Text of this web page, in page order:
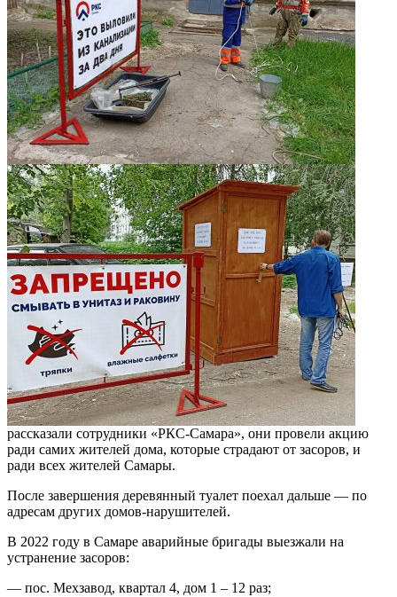
рассказали сотрудники «РКС-Самара», они провели акцию
ради самих жителей дома, которые страдают от засоров, и
ради всех жителей Самары.
После завершения деревянный туалет поехал дальше — по
адресам других домов-нарушителей.
В 2022 году в Самаре аварийные бригады выезжали на
устранение засоров:
— пос. Мехзавод, квартал 4, дом 1 – 12 раз;